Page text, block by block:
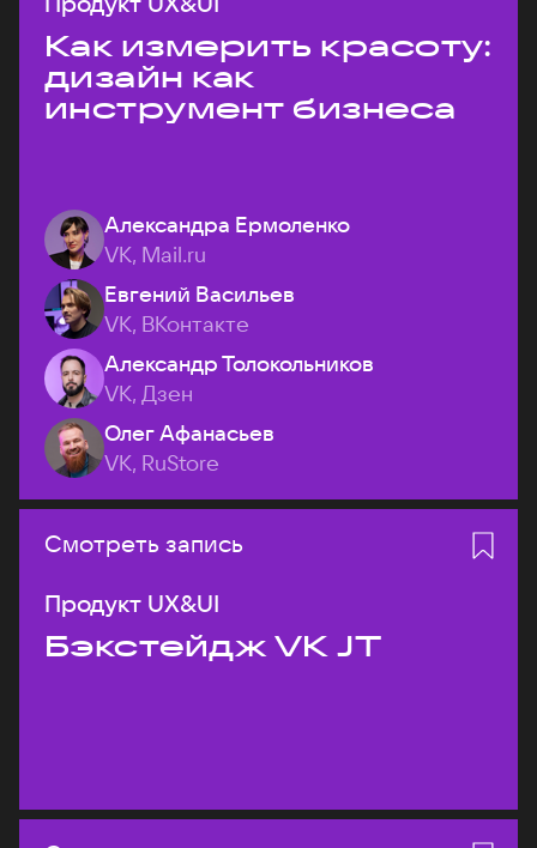
Как измерить красоту:
дизайн как
инструмент бизнеса
Александра Ермоленко
VK, Mail.ru
Евгений Васильев
VK, ВКонтакте
Александр Толокольников
VK, Дзен
Олег Афанасьев
VK, RuStore
Смотреть запись
Продукт UX&UI
Бэкстейдж VK JT